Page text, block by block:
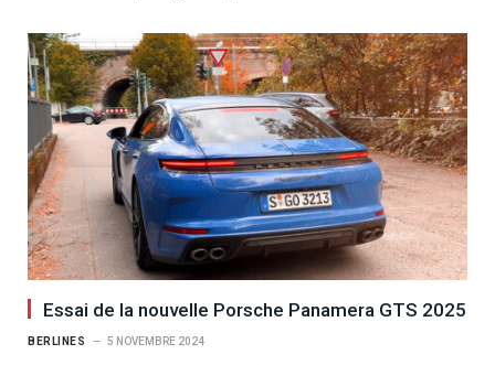
Essai de la nouvelle Porsche Panamera GTS 2025
BERLINES 5 NOVEMBRE 2024